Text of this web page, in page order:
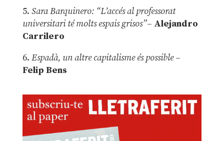
5. Sara Barquinero: “L’accés al professorat
universitari té molts espais grisos”– Alejandro
Carrilero
6. Espadà, un altre capitalisme és possible –
Felip Bens